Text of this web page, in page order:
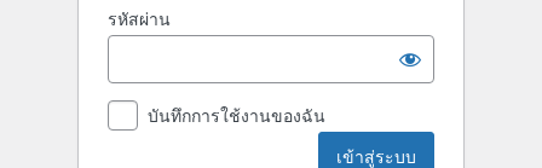
รหัสผ่าน
บันทึกการใช้งานของฉัน